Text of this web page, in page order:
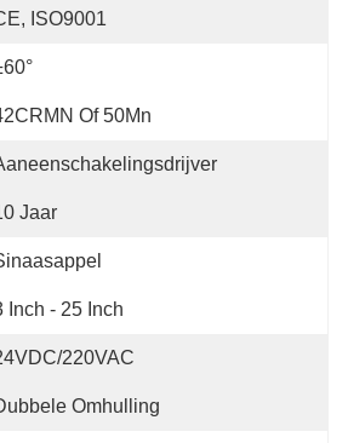
ISO9001
Of 50Mn
Jaar
Inch - 25 Inch
220VAC
Omhulling